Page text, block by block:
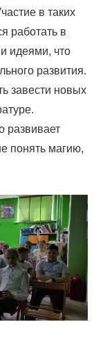
в таких
работать в
идеями, что
развития.
завести новых
развивает
понять магию,